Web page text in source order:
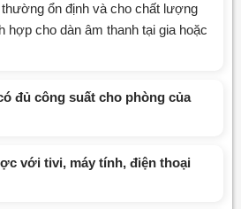
ổn định và cho chất lượng
hợp cho dàn âm thanh tại gia hoặc
đủ công suất cho phòng của
với tivi, máy tính, điện thoại